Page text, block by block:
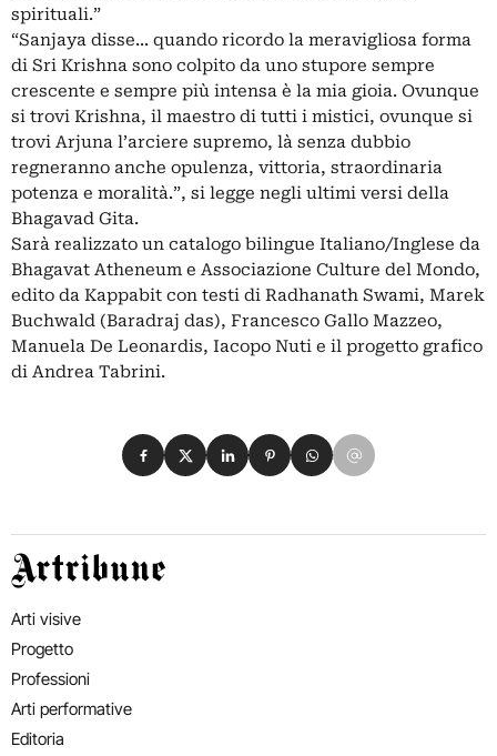
spirituali.”
“Sanjaya disse... quando ricordo la meravigliosa forma
di Sri Krishna sono colpito da uno stupore sempre
crescente e sempre più intensa è la mia gioia. Ovunque
si trovi Krishna, il maestro di tutti i mistici, ovunque si
trovi Arjuna l’arciere supremo, là senza dubbio
regneranno anche opulenza, vittoria, straordinaria
potenza e moralità.”, si legge negli ultimi versi della
Bhagavad Gita.
Sarà realizzato un catalogo bilingue Italiano/Inglese da
Bhagavat Atheneum e Associazione Culture del Mondo,
edito da Kappabit con testi di Radhanath Swami, Marek
Buchwald (Baradraj das), Francesco Gallo Mazzeo,
Manuela De Leonardis, Iacopo Nuti e il progetto grafico
di Andrea Tabrini.
Condividi su Facebook
Condividi su X
Condividi su LinkedIn
Condividi su Pinterest
Condividi su WhatsApp
Condividi su Email
Artribune
Arti visive
Progetto
Professioni
Arti performative
Editoria